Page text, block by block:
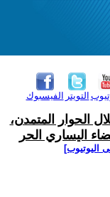
الفيسبوك التويتر
الحوار المتمدن،
اليساري الحر
اليوتيوب]